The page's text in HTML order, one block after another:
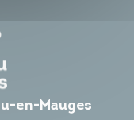
en-Mauges